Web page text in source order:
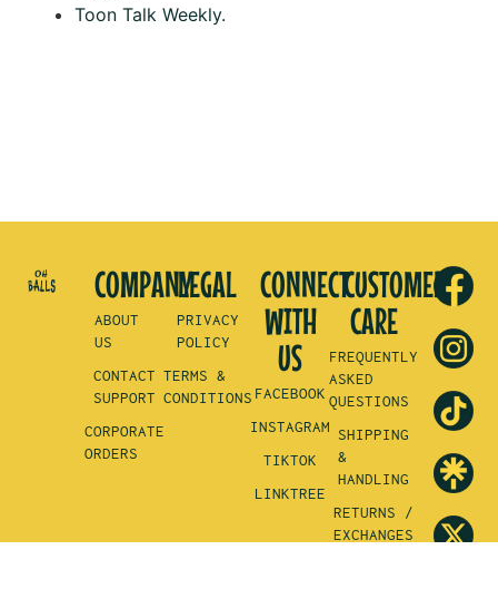
Toon Talk Weekly.
COMPANY
ABOUT
US
CONTACT
SUPPORT
CORPORATE
ORDERS
LEGAL
PRIVACY
POLICY
TERMS &
CONDITIONS
CONNECT
WITH
US
FACEBOOK
INSTAGRAM
TIKTOK
LINKTREE
CUSTOMER
CARE
FREQUENTLY
ASKED
QUESTIONS
SHIPPING
&
HANDLING
RETURNS /
EXCHANGES